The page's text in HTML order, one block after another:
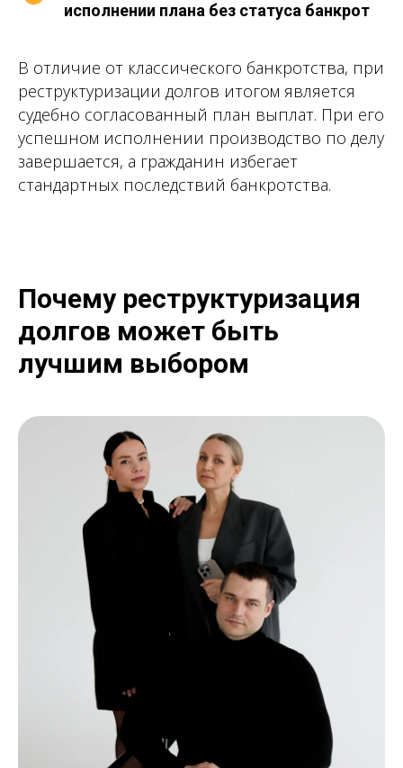
исполнении плана без статуса банкрот
В отличие от классического банкротства, при
реструктуризации долгов итогом является
судебно согласованный план выплат. При его
успешном исполнении производство по делу
завершается, а гражданин избегает
стандартных последствий банкротства.
Почему реструктуризация
долгов может быть
лучшим выбором